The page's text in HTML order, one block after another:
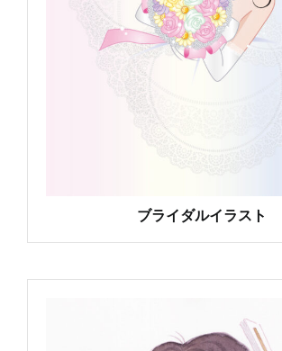
ブライダルイラスト